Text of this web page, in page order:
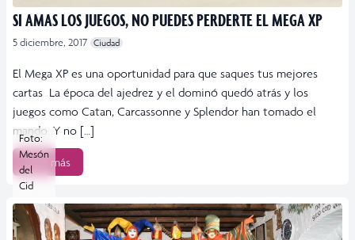
SI AMAS LOS JUEGOS, NO PUEDES PERDERTE EL MEGA XP
5 diciembre, 2017 Ciudad
El Mega XP es una oportunidad para que saques tus mejores
cartas La época del ajedrez y el dominó quedó atrás y los
juegos como Catan, Carcassonne y Splendor han tomado el
mando. Y no […]
Leer más
Foto:
Mesón
del
Cid